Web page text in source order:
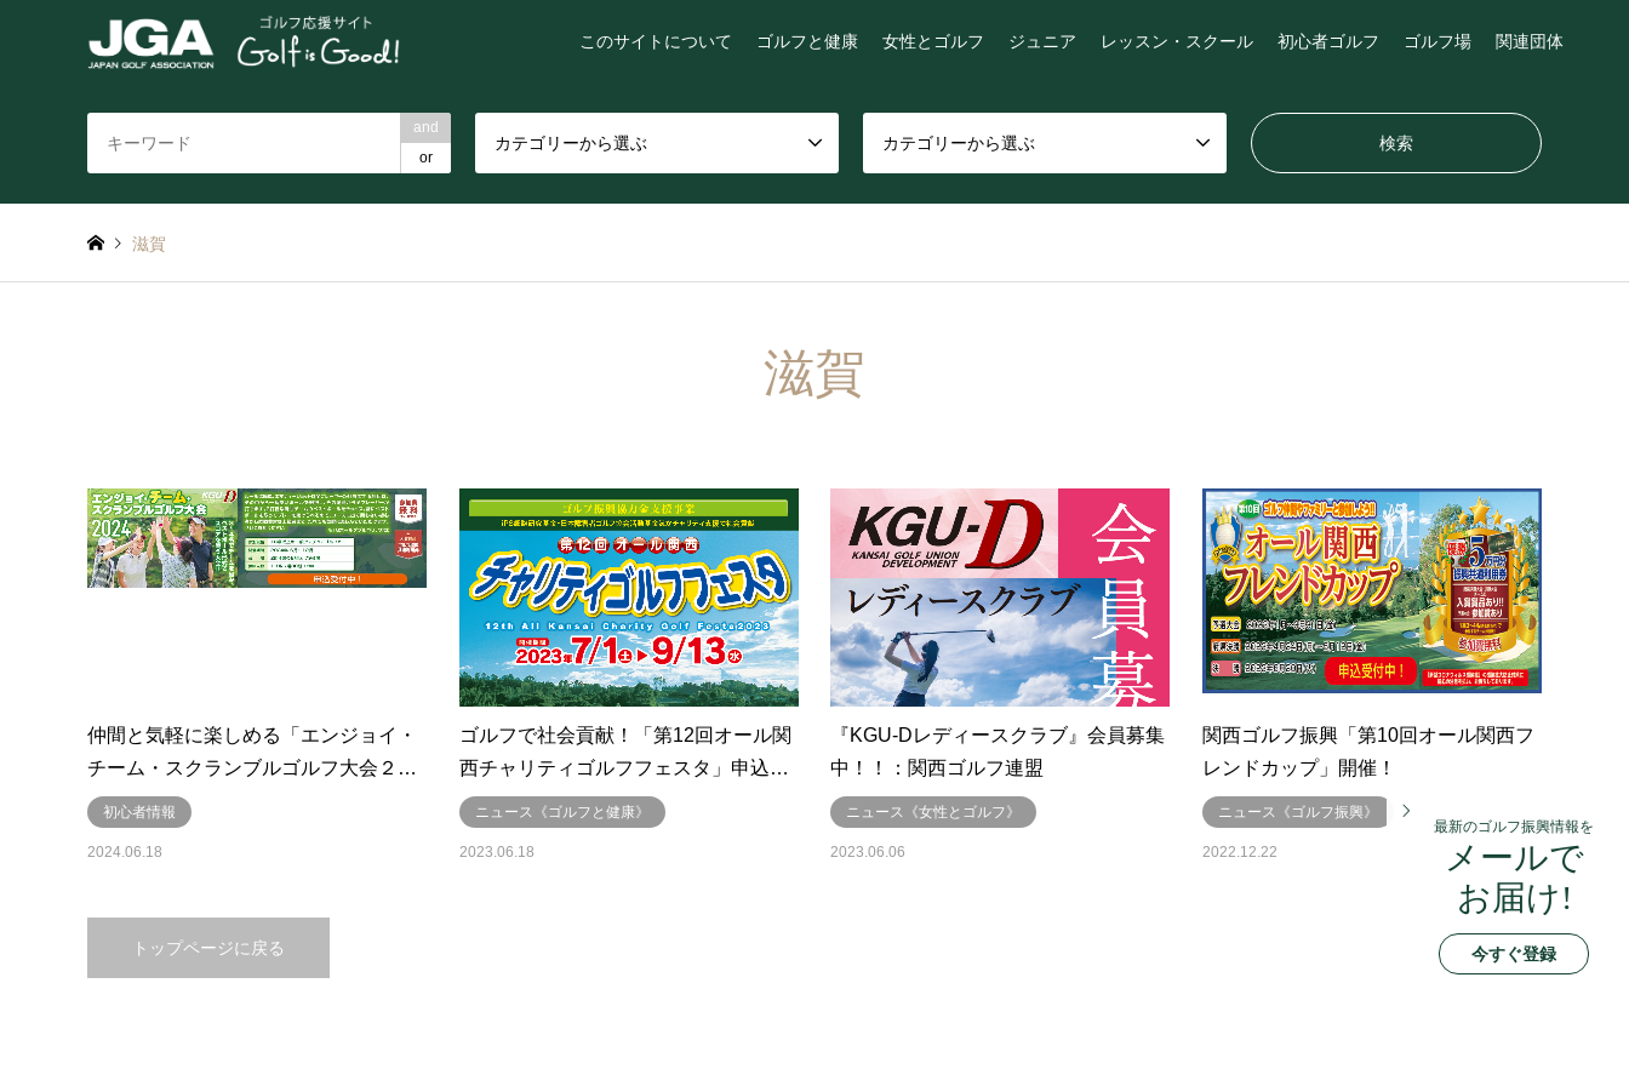
このサイトについて ゴルフと健康 女性とゴルフ ジュニア レッスン・スクール 初心者ゴルフ ゴルフ場 関連団体
and
or
カテゴリーから選ぶ カテゴリーから選ぶ
滋賀
滋賀
仲間と気軽に楽しめる「エンジョイ・
チーム・スクランブルゴルフ大会２…
初心者情報
2024.06.18
ゴルフで社会貢献！「第12回オール関
西チャリティゴルフフェスタ」申込…
ニュース《ゴルフと健康》
2023.06.18
『KGU-Dレディースクラブ』会員募集
中！！：関西ゴルフ連盟
ニュース《女性とゴルフ》
2023.06.06
関西ゴルフ振興「第10回オール関西フ
レンドカップ」開催！
ニュース《ゴルフ振興》
2022.12.22
トップページに戻る
最新のゴルフ振興情報を
メールで
お届け!
今すぐ登録